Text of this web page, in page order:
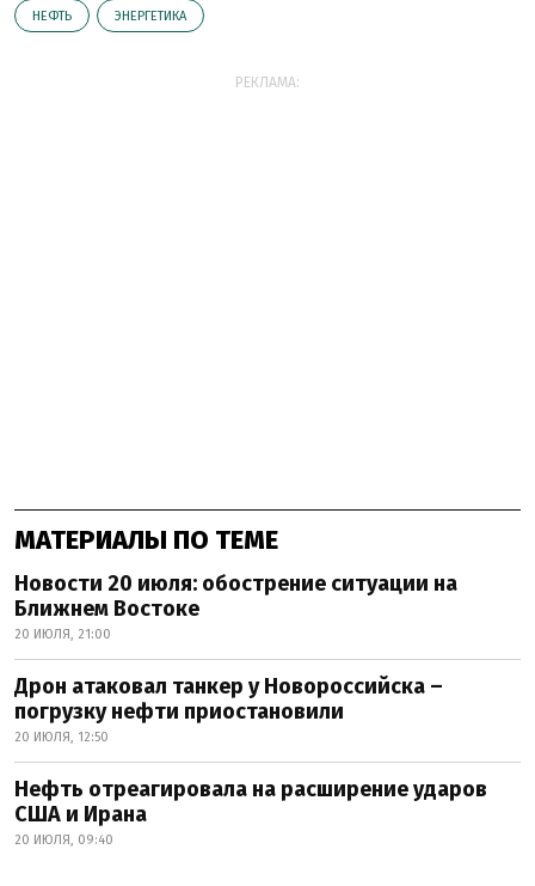
НЕФТЬ ЭНЕРГЕТИКА
РЕКЛАМА:
МАТЕРИАЛЫ ПО ТЕМЕ
Новости 20 июля: обострение ситуации на
Ближнем Востоке
20 ИЮЛЯ, 21:00
Дрон атаковал танкер у Новороссийска –
погрузку нефти приостановили
20 ИЮЛЯ, 12:50
Нефть отреагировала на расширение ударов
США и Ирана
20 ИЮЛЯ, 09:40